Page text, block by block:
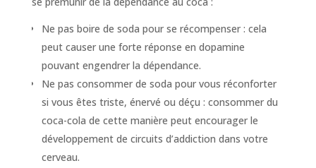
Ne pas boire de soda pour se récompenser : cela
peut causer une forte réponse en dopamine
pouvant engendrer la dépendance.
Ne pas consommer de soda pour vous réconforter
si vous êtes triste, énervé ou déçu : consommer du
coca-cola de cette manière peut encourager le
développement de circuits d’addiction dans votre
cerveau.